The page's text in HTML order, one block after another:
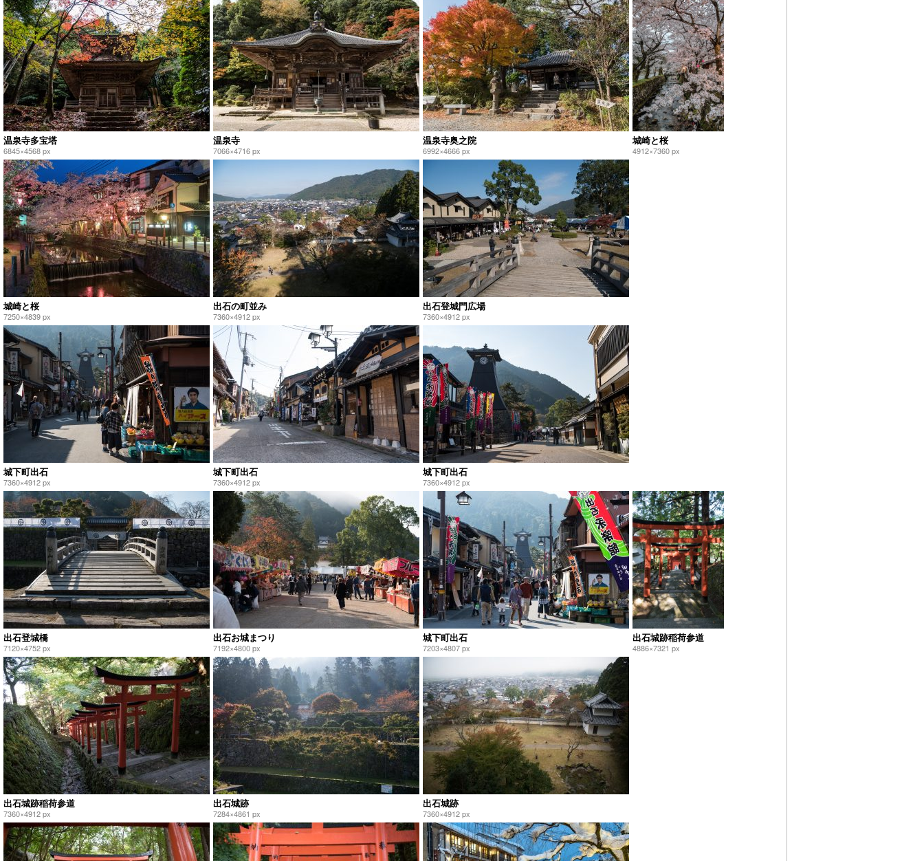
温泉寺多宝塔
6845×4568 px
温泉寺
7066×4716 px
温泉寺奥之院
6992×4666 px
城崎と桜
4912×7360 px
城崎と桜
7250×4839 px
出石の町並み
7360×4912 px
出石登城門広場
7360×4912 px
城下町出石
7360×4912 px
城下町出石
7360×4912 px
城下町出石
7360×4912 px
出石登城橋
7120×4752 px
出石お城まつり
7192×4800 px
城下町出石
7203×4807 px
出石城跡稲荷参道
4886×7321 px
出石城跡稲荷参道
7360×4912 px
出石城跡
7284×4861 px
出石城跡
7360×4912 px